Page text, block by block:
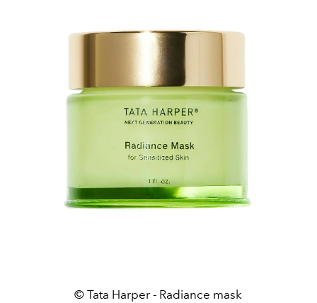
© Tata Harper - Radiance mask